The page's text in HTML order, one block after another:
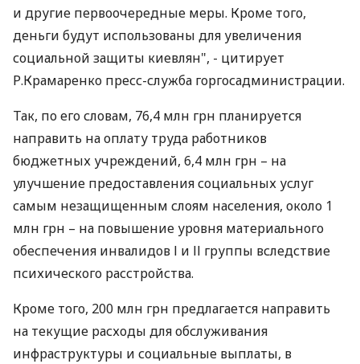
и другие первоочередные меры. Кроме того,
деньги будут использованы для увеличения
социальной защиты киевлян", - цитирует
Р.Крамаренко пресс-служба горгосадминистрации.
Так, по его словам, 76,4 млн грн планируется
направить на оплату труда работников
бюджетных учреждений, 6,4 млн грн – на
улучшение предоставления социальных услуг
самым незащищенным слоям населения, около 1
млн грн – на повышение уровня материального
обеспечения инвалидов І и ІІ группы вследствие
психического расстройства.
Кроме того, 200 млн грн предлагается направить
на текущие расходы для обслуживания
инфраструктуры и социальные выплаты, в